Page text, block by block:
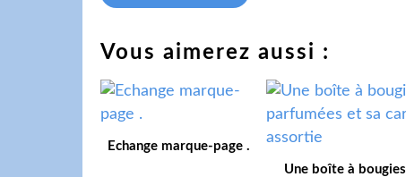
Vous aimerez aussi :
Echange marque-page .
Une boîte à bougies